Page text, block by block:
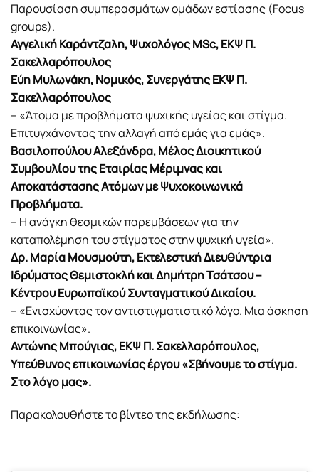
Παρουσίαση συμπερασμάτων ομάδων εστίασης (Focus
groups).
Αγγελική Καράντζαλη, Ψυχολόγος MSc, ΕΚΨ Π.
Σακελλαρόπουλος
Εύη Μυλωνάκη, Νομικός, Συνεργάτης ΕΚΨ Π.
Σακελλαρόπουλος
– «Άτομα με προβλήματα ψυχικής υγείας και στίγμα.
Επιτυγχάνοντας την αλλαγή από εμάς για εμάς».
Βασιλοπούλου Αλεξάνδρα, Μέλος Διοικητικού
Συμβουλίου της Εταιρίας Μέριμνας και
Αποκατάστασης Ατόμων με Ψυχοκοινωνικά
Προβλήματα.
– Η ανάγκη θεσμικών παρεμβάσεων για την
καταπολέμηση του στίγματος στην ψυχική υγεία».
Δρ. Μαρία Μουσμούτη, Εκτελεστική Διευθύντρια
Ιδρύματος Θεμιστοκλή και Δημήτρη Τσάτσου –
Κέντρου Ευρωπαϊκού Συνταγματικού Δικαίου.
– «Ενισχύοντας τον αντιστιγματιστικό λόγο. Μια άσκηση
επικοινωνίας».
Αντώνης Μπούγιας, ΕΚΨ Π. Σακελλαρόπουλος,
Υπεύθυνος επικοινωνίας έργου «Σβήνουμε το στίγμα.
Στο λόγο μας».
Παρακολουθήστε το βίντεο της εκδήλωσης: